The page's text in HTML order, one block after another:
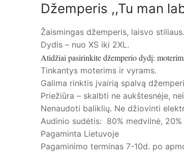
Džemperis ,,Tu man
Žaismingas džemperis, laisvo stiliaus.
Dydis – nuo XS iki 2XL.
Atidžiai pasirinkite džemperio dydį:
Tinkantys moterims ir vyrams.
Galima rinktis įvairią spalvą
Priežiūra – skalbti ne aukštesnėje,
Nenaudoti baliklių. Ne džiovinti
Audinio sudėtis: 80% medvilnė,
Pagaminta Lietuvoje
Pagaminimo terminas 7-10d. po